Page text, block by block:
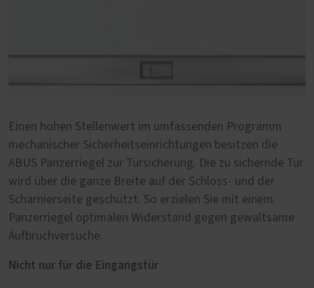
Einen hohen Stellenwert im umfassenden Programm
mechanischer Sicherheitseinrichtungen besitzen die
ABUS Panzerriegel zur Türsicherung. Die zu sichernde Tür
wird über die ganze Breite auf der Schloss- und der
Scharnierseite geschützt. So erzielen Sie mit einem
Panzerriegel optimalen Widerstand gegen gewaltsame
Aufbruchversuche.
Nicht nur für die Eingangstür